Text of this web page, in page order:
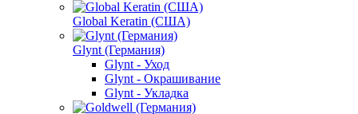
Global Keratin (США)
Glynt (Германия)
Glynt - Уход
Glynt - Окрашивание
Glynt - Укладка